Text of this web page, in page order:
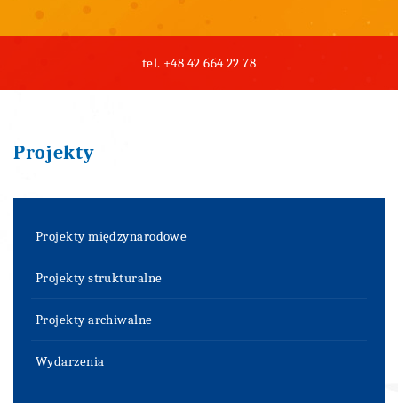
tel. +48 42 664 22 78
Projekty
Projekty międzynarodowe
Projekty strukturalne
Projekty archiwalne
Wydarzenia